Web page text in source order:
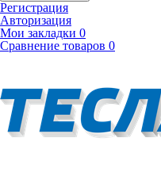
Регистрация
Авторизация
Мои закладки 0
Сравнение товаров 0